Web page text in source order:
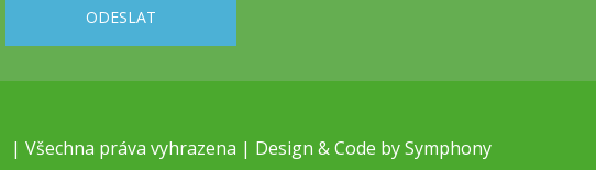
ODESLAT
| Všechna práva vyhrazena | Design & Code bySymphony